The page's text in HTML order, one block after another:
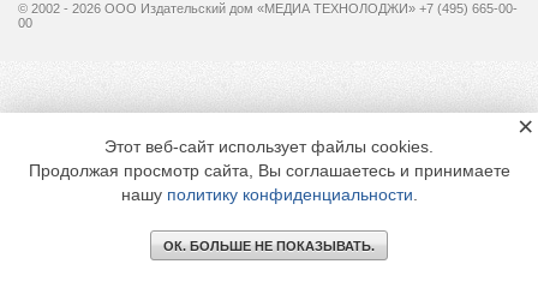
© 2002 - 2026 OOO Издательский дом «МЕДИА ТЕХНОЛОДЖИ» +7 (495) 665-00-
00
Этот веб-сайт использует файлы cookies.
Продолжая просмотр сайта, Вы соглашаетесь и принимаете
нашу политику конфиденциальности
ОК. БОЛЬШЕ НЕ ПОКАЗЫВАТЬ.
×